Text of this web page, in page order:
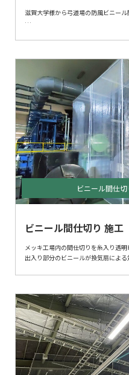
滋賀大学様から弓道場の防風ビニー
います。
今回、ビニール間仕切りを取付けた
窓加工を施しております。
窓は開け閉め出来るように、マジッ
必要ないところは、閉めておけば冷
また、夏には必要なくなるので、ビ
柱は簡単に脱着できるように蝶ネジボ
ビニール間仕切り 施工
メッキ工場内の間仕切りを糸入り透明
出入り部分のビニールが換気扇によ
ビニール間仕切